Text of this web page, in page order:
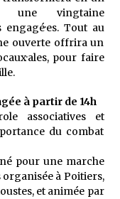
une vingtaine
engagé·es. Tout au
ouverte offrira un
pour faire
à partir de 14h
associatives et
du combat
pour une marche
à Poitiers,
et animée par